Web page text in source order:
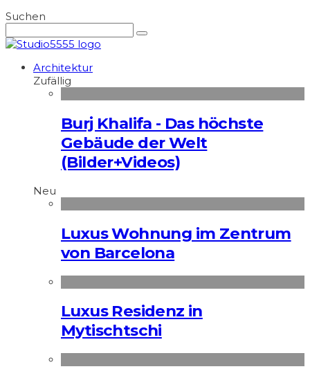
Suchen
Architektur
Zufällig
Burj Khalifa - Das höchste
Gebäude der Welt
(Bilder+Videos)
Neu
Luxus Wohnung im Zentrum
von Barcelona
Luxus Residenz in
Mytischtschi